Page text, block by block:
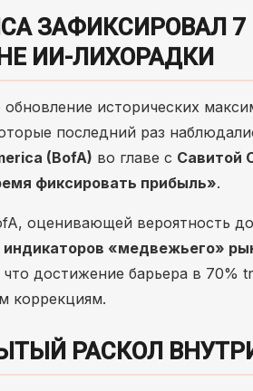
ЗАФИКСИРОВАЛ
ИИ-ЛИХОРАДКИ
исторических
последний раз
(BofA) во главе с Савитой
фиксировать прибыль».
оценивающей вероятность
индикаторов «медвежьего»
достижение барьера в 70%
коррекциям.
РАСКОЛ ВНУТРИ